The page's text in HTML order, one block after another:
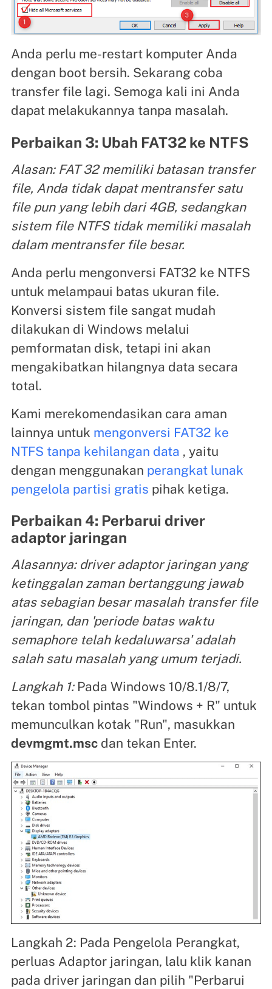
Anda perlu me-restart komputer Anda
dengan boot bersih. Sekarang coba
transfer file lagi. Semoga kali ini Anda
dapat melakukannya tanpa masalah.
Perbaikan 3: Ubah FAT32 ke NTFS
Alasan: FAT 32 memiliki batasan transfer
file, Anda tidak dapat mentransfer satu
file pun yang lebih dari 4GB, sedangkan
sistem file NTFS tidak memiliki masalah
dalam mentransfer file besar.
Anda perlu mengonversi FAT32 ke NTFS
untuk melampaui batas ukuran file.
Konversi sistem file sangat mudah
dilakukan di Windows melalui
pemformatan disk, tetapi ini akan
mengakibatkan hilangnya data secara
total.
Kami merekomendasikan cara aman
lainnya untuk mengonversi FAT32 ke
NTFS tanpa kehilangan data , yaitu
dengan menggunakan perangkat lunak
pengelola partisi gratis pihak ketiga.
Perbaikan 4: Perbarui driver
adaptor jaringan
Alasannya: driver adaptor jaringan yang
ketinggalan zaman bertanggung jawab
atas sebagian besar masalah transfer file
jaringan, dan 'periode batas waktu
semaphore telah kedaluwarsa' adalah
salah satu masalah yang umum terjadi.
Langkah 1:Pada Windows 10/8.1/8/7,
tekan tombol pintas "Windows + R" untuk
memunculkan kotak "Run", masukkan
devmgmt.mscdan tekan Enter.
Langkah 2: Pada Pengelola Perangkat,
perluas Adaptor jaringan, lalu klik kanan
pada driver jaringan dan pilih "Perbarui